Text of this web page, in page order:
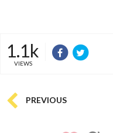
1.1k
VIEWS
PREVIOUS